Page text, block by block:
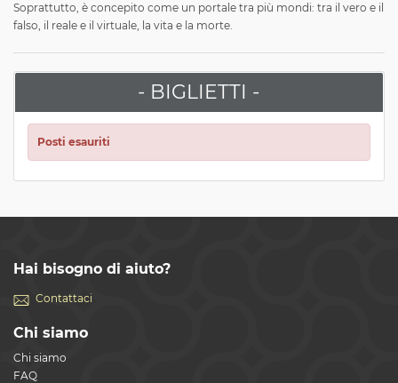
Soprattutto, è concepito come un portale tra più mondi: tra il vero e il
falso, il reale e il virtuale, la vita e la morte.
- BIGLIETTI -
Posti esauriti
Hai bisogno di aiuto?
Contattaci
Chi siamo
Chi siamo
FAQ